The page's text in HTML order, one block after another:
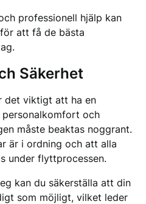
professionell hjälp kan
för att få de bästa
Säkerhet
det viktigt att ha en
personalkomfort och
måste beaktas noggrant.
är i ordning och att alla
under flyttprocessen.
kan du säkerställa att din
som möjligt, vilket leder